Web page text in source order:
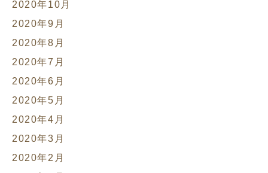
2020年10月
2020年9月
2020年8月
2020年7月
2020年6月
2020年5月
2020年4月
2020年3月
2020年2月